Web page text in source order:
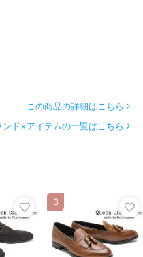
この商品の詳細はこちら
ンド×アイテムの一覧はこちら
3